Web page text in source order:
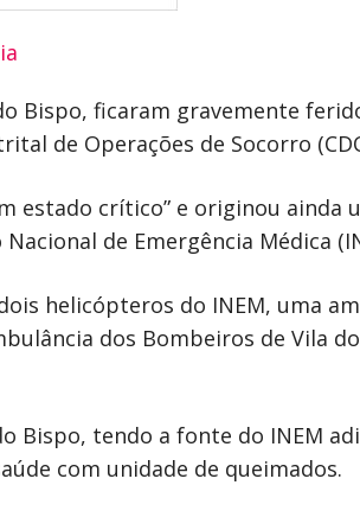
Bispo, ficaram gravemente
de Operações de Socorro
estado crítico” e originou ainda
de Emergência Médica
helicópteros do INEM, uma
dos Bombeiros de Vila
Bispo, tendo a fonte do INEM
com unidade de queimados.